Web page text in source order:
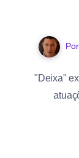
Por
"Deixa"